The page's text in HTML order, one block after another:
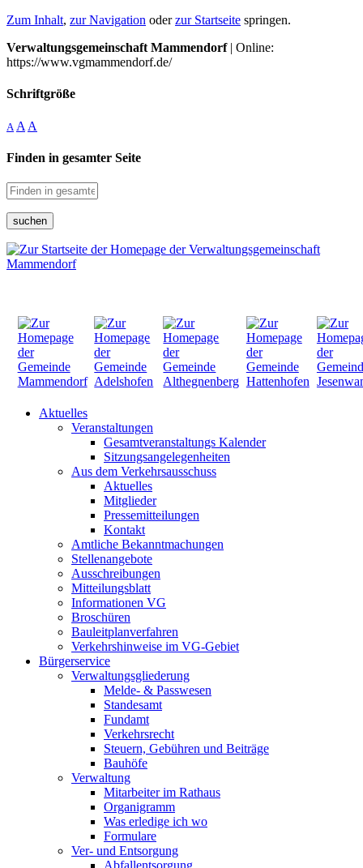
Zum Inhalt, zur Navigation oderzur Startseite springen.
Verwaltungsgemeinschaft Mammendorf| Online:
https://www.vgmammendorf.de/
Schriftgröße
A A A
Finden in gesamter Seite
suchen
Aktuelles
Veranstaltungen
Gesamtveranstaltungs Kalender
Sitzungsangelegenheiten
Aus dem Verkehrsausschuss
Aktuelles
Mitglieder
Pressemitteilungen
Kontakt
Amtliche Bekanntmachungen
Stellenangebote
Ausschreibungen
Mitteilungsblatt
Informationen VG
Broschüren
Bauleitplanverfahren
Verkehrshinweise im VG-Gebiet
Bürgerservice
Verwaltungsgliederung
Melde- & Passwesen
Standesamt
Fundamt
Verkehrsrecht
Steuern, Gebühren und Beiträge
Bauhöfe
Verwaltung
Mitarbeiter im Rathaus
Organigramm
Was erledige ich wo
Formulare
Ver- und Entsorgung
Abfallentsorgung